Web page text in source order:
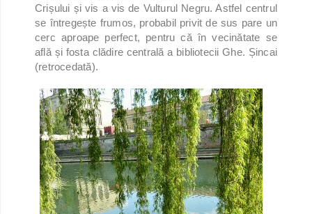
Crișului și vis a vis de Vulturul Negru. Astfel centrul
se întregește frumos, probabil privit de sus pare un
cerc aproape perfect, pentru că în vecinătate se
află și fosta clădire centrală a bibliotecii Ghe. Șincai
(retrocedată).